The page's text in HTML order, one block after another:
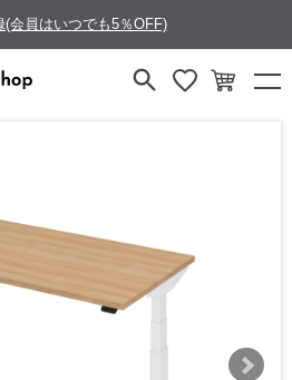
(会員はいつでも5％OFF)